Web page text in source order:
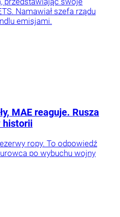
Namawiał szefa rządu
emisjami.
MAE reaguje. Rusza
historii
ropy. To odpowiedź
po wybuchu wojny